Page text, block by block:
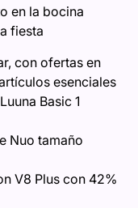
en la bocina
fiesta
con ofertas en
esenciales
Basic 1
Nuo tamaño
V8 Plus con 42%